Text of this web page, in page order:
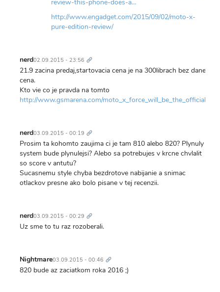
review-this-phone-does-a…
http://www.engadget.com/2015/09/02/moto-x-
pure-edition-review/
nerd02.09.2015 - 23:56 odkaz
21.9 zacina predaj,startovacia cena je na 300librach bez dane. Co
cena.
Kto vie co je pravda na tomto
http://www.gsmarena.com/
nerd03.09.2015 - 00:19 odkaz
Prosim ta kohomto zaujima ci je tam 810 alebo 820? Plynuly
system bude plynulejsi? Alebo sa potrebujes v krcne chvlalit
so score v antutu?
Sucasnemu style chyba bezdrotove nabijanie a snimac
otlackov presne ako bolo pisane v tej recenzii.
nerd03.09.2015 - 00:29 odkaz
Uz sme to tu raz rozoberali.
Nightmare03.09.2015 - 00:46 odkaz
820 bude az zaciatkom roka 2016 ;)